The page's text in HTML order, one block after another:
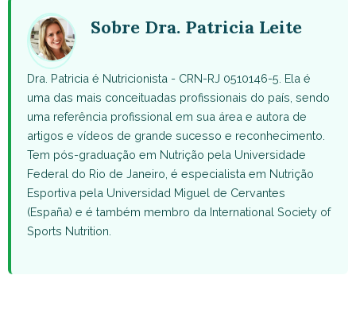
Sobre Dra. Patricia Leite
Dra. Patricia é Nutricionista - CRN-RJ 0510146-5. Ela é
uma das mais conceituadas profissionais do país, sendo
uma referência profissional em sua área e autora de
artigos e vídeos de grande sucesso e reconhecimento.
Tem pós-graduação em Nutrição pela Universidade
Federal do Rio de Janeiro, é especialista em Nutrição
Esportiva pela Universidad Miguel de Cervantes
(España) e é também membro da International Society of
Sports Nutrition.